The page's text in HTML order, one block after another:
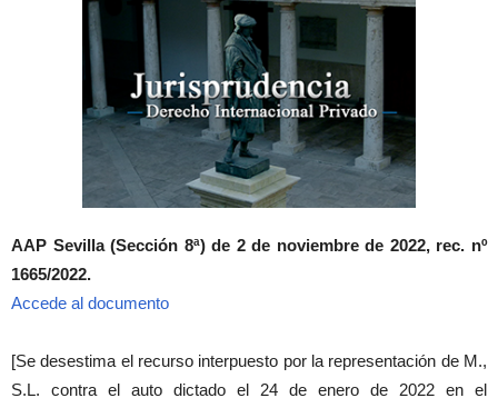
AAP Sevilla (Sección 8ª) de 2 de noviembre de 2022, rec. nº
1665/2022.
Accede al documento
[Se desestima el recurso interpuesto por la representación de M.,
S.L. contra el auto dictado el 24 de enero de 2022 en el